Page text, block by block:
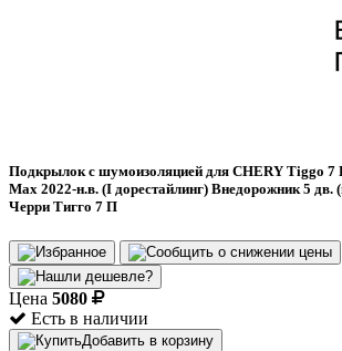
Подкрылок с шумоизоляцией для CHERY Tiggo 7
Max 2022-н.в. (I дорестайлинг) Внедорожник 5 дв.
Черри Тигго 7 П
Цена 5080
Есть в наличии
Добавить в корзину